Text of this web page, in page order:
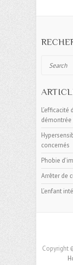
démontrée
concernés
Phobie
Arrêter de
L’enfant
Copyright